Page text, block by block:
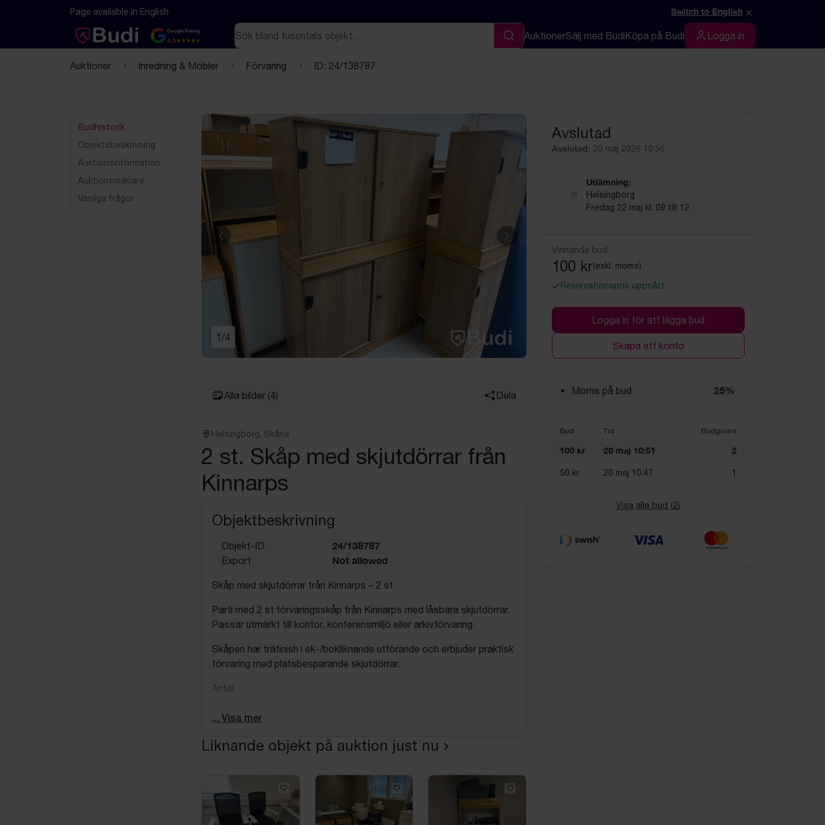
Hoppa till innehåll
Textbaserad (markdown) version av denna sida
Page available in English Switch to English ×
Google Rating
4.5
Sök
Sök
AuktionerSälj med BudiKöpa på Budi Logga in
Logga in
Auktioner Inredning & Möbler Förvaring ID: 24/138787
Budhistorik
Objektsbeskrivning
Auktionsinformation
Auktionsmäklare
Vanliga frågor
Föregående Nästa
1 /4
Alla bilder (4) Dela
Helsingborg, Skåne
2 st. Skåp med skjutdörrar från
Kinnarps
Objektbeskrivning
Objekt-ID 24/138787
Export Not allowed
Skåp med skjutdörrar från Kinnarps – 2 st
Parti med 2 st förvaringsskåp från Kinnarps med låsbara skjutdörrar.
Passar utmärkt till kontor, konferensmiljö eller arkivförvaring.
Skåpen har träfinish i ek-/bokliknande utförande och erbjuder praktisk
förvaring med platsbesparande skjutdörrar.
Antal
Mått
Djup: ca 40 cm
Utförande
Fabrikat: Kinnarps
Skjutdörrar
Låsbara
... Visa mer
Liknande objekt på auktion just nu
Avslutad
Avslutad: 20 maj 2026 10:56
Utlämning:
Helsingborg
Fredag 22 maj kl. 09 till 12
Vinnande bud
100 kr(exkl. moms)
Reservationspris uppnått
Logga in för att lägga bud
Skapa ett konto
Moms på bud 25%
Bud Tid Budgivare
100 kr 20 maj 10:51 2
50 kr 20 maj 10:47 1
Visa alla bud (2)